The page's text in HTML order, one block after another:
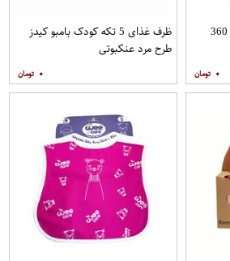
۰
ظرف غذای 5 تکه کودک بامبو کیدز
طرح مرد عنکبوتی
۰